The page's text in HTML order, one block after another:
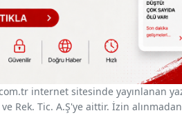
internet sitesinde yayınlanan
Rek. Tic. A.Ş'ye aittir. İzin